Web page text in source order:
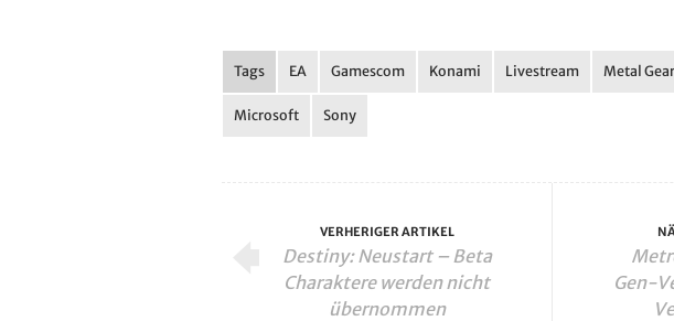
Tags EA Gamescom Konami Livestream Metal
Microsoft Sony
VERHERIGER ARTIKEL
Destiny: Neustart – Beta
Charaktere werden nicht
übernommen
Gen-